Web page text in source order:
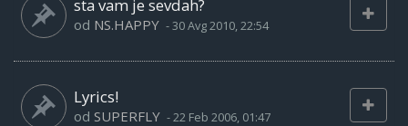
sta vam je sevdah?
od NS.HAPPY -30 Avg 2010, 22:54
Lyrics!
od SUPERFLY -22 Feb 2006, 01:47